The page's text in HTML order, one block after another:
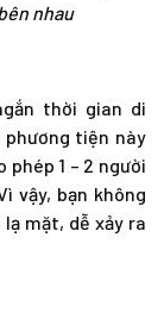
nhau
thời gian di
tiện này
1 – 2 người
vậy, bạn không
mặt, dễ xảy ra